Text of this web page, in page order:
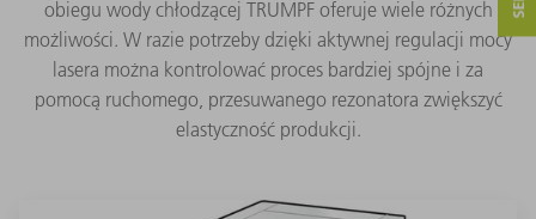
obiegu wody chłodzącej TRUMPF oferuje wiele różnych
możliwości. W razie potrzeby dzięki aktywnej regulacji mocy
lasera można kontrolować proces bardziej spójne i za
pomocą ruchomego, przesuwanego rezonatora zwiększyć
elastyczność produkcji.